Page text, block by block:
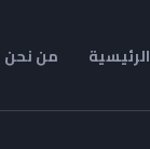
الرئيسية من نحن